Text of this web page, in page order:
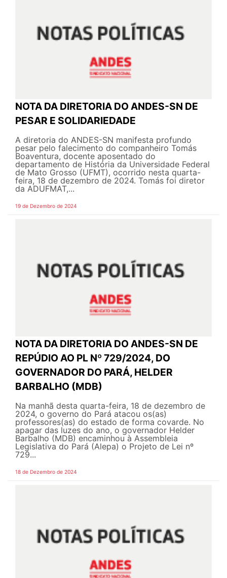
NOTA DA DIRETORIA DO ANDES-SN DE
PESAR E SOLIDARIEDADE
A diretoria do ANDES-SN manifesta profundo
pesar pelo falecimento do companheiro Tomás
Boaventura, docente aposentado do
departamento de História da Universidade Federal
de Mato Grosso (UFMT), ocorrido nesta quarta-
feira, 18 de dezembro de 2024. Tomás foi diretor
da ADUFMAT,...
19 de Dezembro de 2024
NOTA DA DIRETORIA DO ANDES-SN DE
REPÚDIO AO PL Nº 729/2024, DO
GOVERNADOR DO PARÁ, HELDER
BARBALHO (MDB)
Na manhã desta quarta-feira, 18 de dezembro de
2024, o governo do Pará atacou os(as)
professores(as) do estado de forma covarde. No
apagar das luzes do ano, o governador Helder
Barbalho (MDB) encaminhou à Assembleia
Legislativa do Pará (Alepa) o Projeto de Lei nº
729...
18 de Dezembro de 2024